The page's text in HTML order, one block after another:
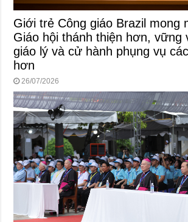
Giới trẻ Công giáo Brazil mong
Giáo hội thánh thiện hơn, vững
giáo lý và cử hành phụng vụ
hơn
26/07/2026